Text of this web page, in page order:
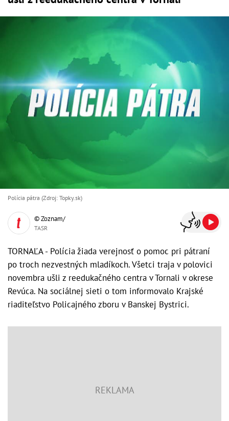
Polícia pátra (Zdroj: Topky.sk)
© Zoznam/
TASR
TORNAĽA - Polícia žiada verejnosť o pomoc pri pátraní
po troch nezvestných mladíkoch. Všetci traja v polovici
novembra ušli z reedukačného centra v Tornali v okrese
Revúca. Na sociálnej sieti o tom informovalo Krajské
riaditeľstvo Policajného zboru v Banskej Bystrici.